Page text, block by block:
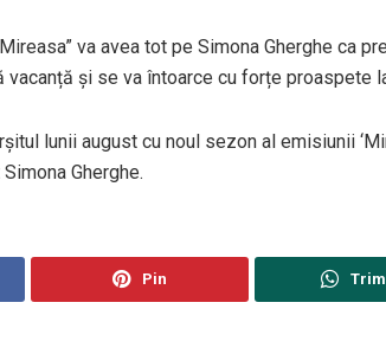
va avea tot pe Simona Gherghe ca
vacanță și se va întoarce cu forțe proaspete
lunii august cu noul sezon al emisiunii
Gherghe.
Pin